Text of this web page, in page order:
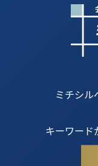
ミチシル
キーワード